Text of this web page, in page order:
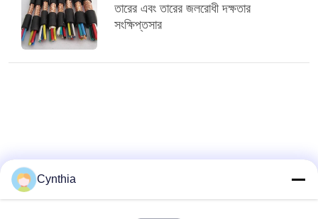
তারের এবং তারের জলরোধী দক্ষতার
সংক্ষিপ্তসার
Cynthia